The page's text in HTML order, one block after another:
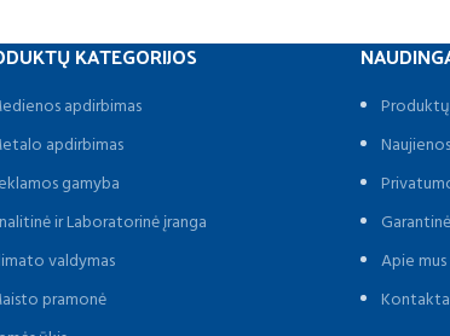
KATEGORIJOS
apdirbimas
apdirbimas
gamyba
ir Laboratorinė įranga
valdymas
pramonė
Naujienos
Apie mus